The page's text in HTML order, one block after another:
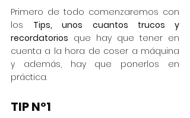
Primero de todo comenzaremos con
los Tips, unos cuantos trucos y
recordatorios que hay que tener en
cuenta a la hora de coser a máquina
y además, hay que ponerlos en
práctica.
TIP Nº1